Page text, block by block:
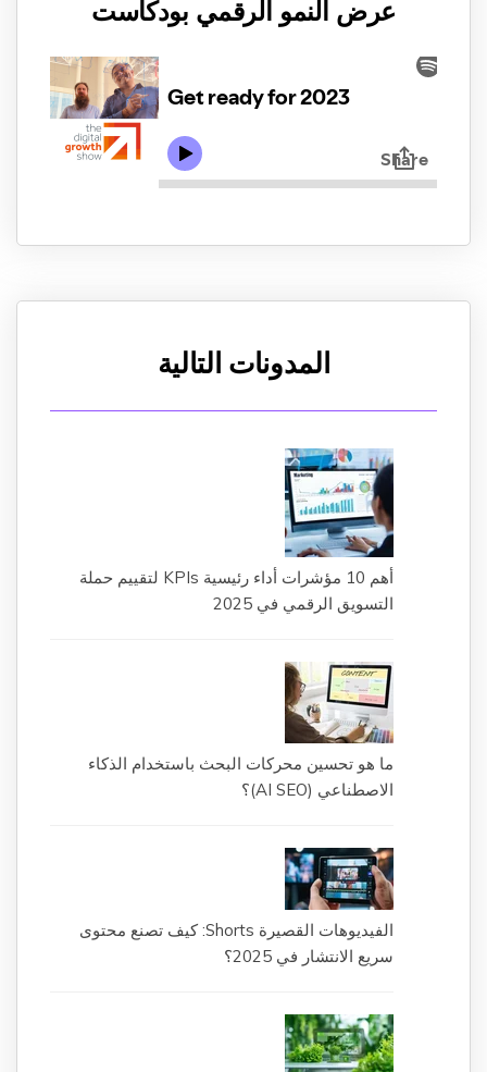
عرض النمو الرقمي بودكاست
المدونات التالية
أهم 10 مؤشرات أداء رئيسية KPIs لتقييم حملة
التسويق الرقمي في 2025
ما هو تحسين محركات البحث باستخدام الذكاء
الاصطناعي (AI SEO)؟
الفيديوهات القصيرة Shorts: كيف تصنع محتوى
سريع الانتشار في 2025؟